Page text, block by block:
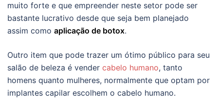
muito forte e que empreender neste setor pode ser
bastante lucrativo desde que seja bem planejado
assim como aplicação de botox.
Outro item que pode trazer um ótimo público para seu
salão de beleza é vender cabelo humano, tanto
homens quanto mulheres, normalmente que optam por
implantes capilar escolhem o cabelo humano.